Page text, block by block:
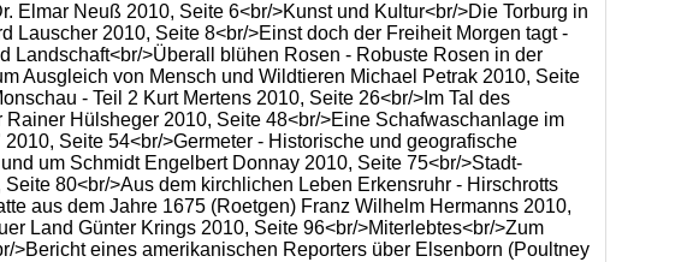
Elmar Neuß 2010, Seite 6<br/>Kunst und Kultur<br/>Die Torburg in
Lauscher 2010, Seite 8<br/>Einst doch der Freiheit Morgen tagt -
Landschaft<br/>Überall blühen Rosen - Robuste Rosen in der
Ausgleich von Mensch und Wildtieren Michael Petrak 2010, Seite
- Teil 2 Kurt Mertens 2010, Seite 26<br/>Im Tal des
Hülsheger 2010, Seite 48<br/>Eine Schafwaschanlage im
Seite 54<br/>Germeter - Historische und geografische
um Schmidt Engelbert Donnay 2010, Seite 75<br/>Stadt-
80<br/>Aus dem kirchlichen Leben Erkensruhr - Hirschrotts
aus dem Jahre 1675 (Roetgen) Franz Wilhelm Hermanns 2010,
Land Günter Krings 2010, Seite 96<br/>Miterlebtes<br/>Zum
eines amerikanischen Reporters über Elsenborn (Poultney